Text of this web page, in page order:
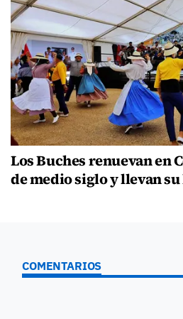
Los Buches renuevan en
de medio siglo y llevan su
COMENTARIOS